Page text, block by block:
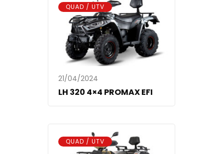
QUAD / UTV
21/04/2024
LH 320 4×4 PROMAX EFI
QUAD / UTV